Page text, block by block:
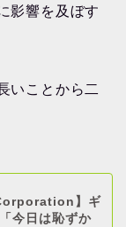
影響を及ぼす
いことから二
】ギ
今日は恥ずか